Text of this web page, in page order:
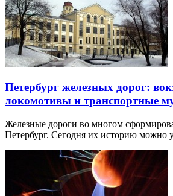
Петербург железных дорог:
локомотивы и транспортные
Железные дороги во многом
Петербург. Сегодня их историю можно